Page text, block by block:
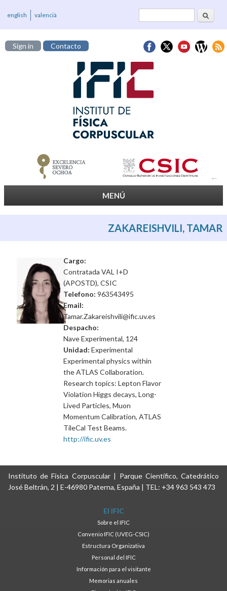
Formulario deBuscar
english valencià
Sign in Contacto
MENÚ
ZAKAREISHVILI, TAMAR
Cargo:
Contratada VAL I+D
(APOSTD), CSIC
Telefono: 963543495
Email:
Tamar.Zakareishvili@ific.uv.es
Despacho:
Nave Experimental, 124
Unidad: Experimental
Experimental physics within
the ATLAS Collaboration.
Research topics: Lepton Flavor
Violation Higgs decays, Long-
Lived Particles, Muon
Momentum Calibration, ATLAS
TileCal Test Beams.
http://ific.uv.es
Instituto de Física Corpuscular | Parque Científico, Catedrático
José Beltrán, 2 | E-46980 Paterna, España | TEL: +34 963 543 473
El IFIC
Sobre el IFIC
Convenio IFIC (UVEG-CSIC)
Estructura Organizativa
Personal del IFIC
Información para el visitante
Memorias anuales